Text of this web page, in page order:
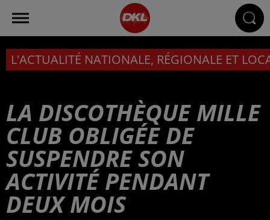
L'ACTUALITÉ NATIONALE, RÉGIONALE ET
LA DISCOTHÈQUE MILLE
CLUB OBLIGÉE DE
SUSPENDRE SON
ACTIVITÉ PENDANT
DEUX MOIS